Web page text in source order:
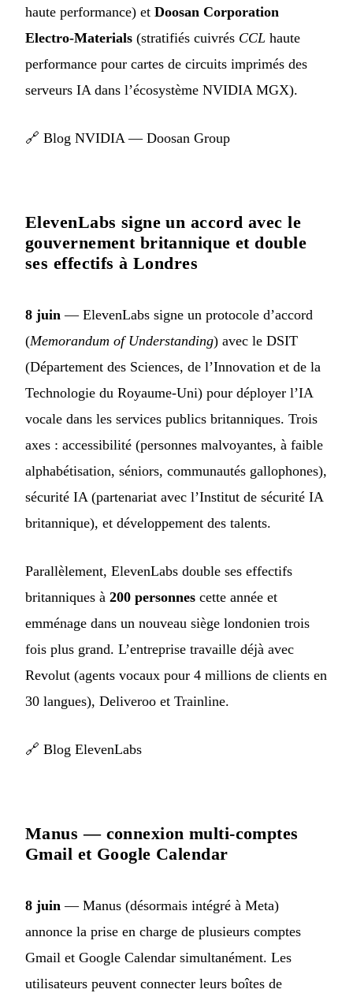
haute performance) et Doosan Corporation
Electro-Materials (stratifiés cuivrés CCL haute
performance pour cartes de circuits imprimés des
serveurs IA dans l’écosystème NVIDIA MGX).
🔗 Blog NVIDIA — Doosan Group
ElevenLabs signe un accord avec le
gouvernement britannique et double
ses effectifs à Londres
8 juin — ElevenLabs signe un protocole d’accord
(Memorandum of Understanding) avec le DSIT
(Département des Sciences, de l’Innovation et de la
Technologie du Royaume-Uni) pour déployer l’IA
vocale dans les services publics britanniques. Trois
axes : accessibilité (personnes malvoyantes, à faible
alphabétisation, séniors, communautés gallophones),
sécurité IA (partenariat avec l’Institut de sécurité IA
britannique), et développement des talents.
Parallèlement, ElevenLabs double ses effectifs
britanniques à 200 personnes cette année et
emménage dans un nouveau siège londonien trois
fois plus grand. L’entreprise travaille déjà avec
Revolut (agents vocaux pour 4 millions de clients en
30 langues), Deliveroo et Trainline.
🔗 Blog ElevenLabs
Manus — connexion multi-comptes
Gmail et Google Calendar
8 juin — Manus (désormais intégré à Meta)
annonce la prise en charge de plusieurs comptes
Gmail et Google Calendar simultanément. Les
utilisateurs peuvent connecter leurs boîtes de